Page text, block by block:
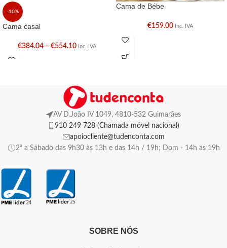
-10%
Cama casal
€384.04 – €554.10 Inc. IVA
Cama de Bébe
€159.00 Inc. IVA
AV D.João IV 1049, 4810-532 Guimarães
910 249 728 (Chamada móvel nacional)
apoiocliente@tudenconta.com
2ª a Sábado das 9h30 às 13h e das 14h / 19h; Dom - 14h as 19h
SOBRE NÓS